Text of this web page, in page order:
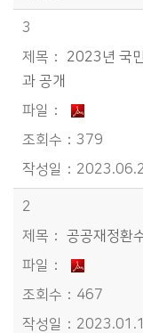
3
2023년 국
과 공개
379
2
공공재정환
467